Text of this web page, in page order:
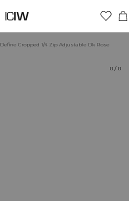
Define Cropped 1/4 Zip Adjustable Dk Rose
0 / 0